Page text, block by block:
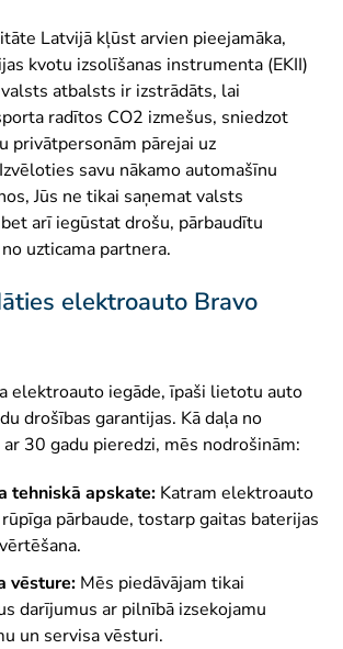
ūdeņraža auto vai Plug-in
€
vai ūdeņraža auto -
6 750 €
un vairāk bērniem par katru
tiek piešķirta papildu piemaksa
un utilizācija
iekšdedzes dzinēja automobili vai
bonusu, transportlīdzeklim jābūt
3 mēnešus, kā arī pēdējā gada
ar vienu uzlādi ir 150
KASKO apdrošināšana un derīga
Goda ģimenes apliecības
-Pieejams paaugstināts
līdz 9 000 €, kā arī papildu 1
par katru bērnu, sākot ar ceturto.
saņemt
nosacījumi paredz, ka atbalstu
tikai tie pretendenti, kuriem nav
gadījumus, kad ir apstiprināts
grafiks.
personas maksātnespēja vai
aizsardzības procedūra.
parādi -Neizpildītas
saistības pret bērniem vai
apgādājamiem.
Latvijā kļūst arvien pieejamāka,
kvotu izsolīšanas instrumenta (EKII)
atbalsts ir izstrādāts, lai
radītos CO2 izmešus, sniedzot
privātpersonām pārejai uz
savu nākamo automašīnu
Jūs ne tikai saņemat valsts
arī iegūstat drošu, pārbaudītu
uzticama partnera.
elektroauto Bravo
elektroauto iegāde, īpaši lietotu auto
drošības garantijas. Kā daļa no
30 gadu pieredzi, mēs nodrošinām:
tehniskā apskate: Katram elektroauto
pārbaude, tostarp gaitas baterijas
vēsture: Mēs piedāvājam tikai
darījumus ar pilnībā izsekojamu
un servisa vēsturi.